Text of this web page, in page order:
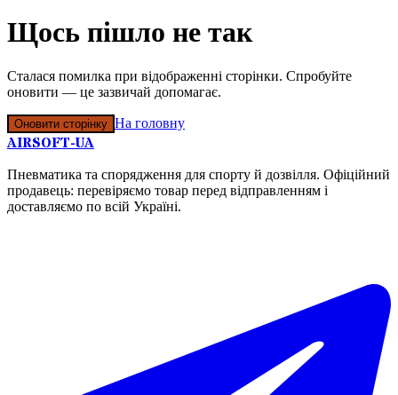
Щось пішло не так
Сталася помилка при відображенні сторінки. Спробуйте
оновити — це зазвичай допомагає.
Оновити сторінку На головну
AIRSOFT-UA
Пневматика та спорядження для спорту й дозвілля. Офіційний
продавець: перевіряємо товар перед відправленням і
доставляємо по всій Україні.